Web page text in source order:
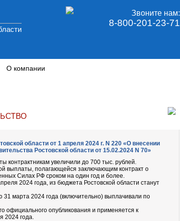
Звоните нам:
8-800-201-23-71
О компании
области от 1 апреля 2024 г. N 220 «О внесении
Ростовской области от 15.02.2024 N 70»
контрактникам увеличили до 700 тыс. рублей.
выплаты, полагающейся заключающим контракт о
Силах РФ сроком на один год и более.
2024 года, из бюджета Ростовской области станут
марта 2024 года (включительно) выплачивали по
официального опубликования и применяется к
2024 года.